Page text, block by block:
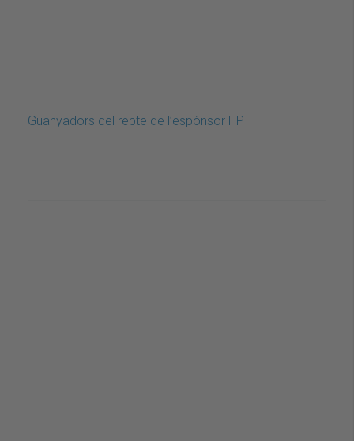
Guanyadors del repte de l’espònsor HP